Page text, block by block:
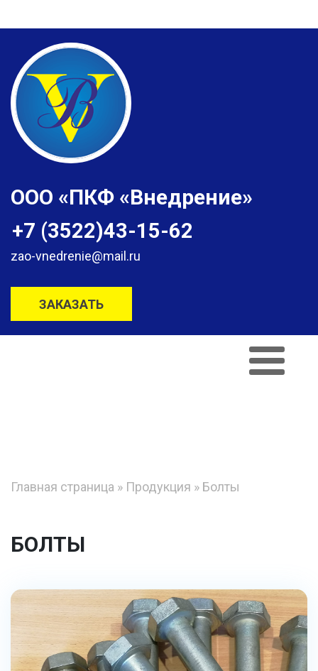
ООО «ПКФ «Внедрение»
+7 (3522)43-15-62
zao-vnedrenie@mail.ru
ЗАКАЗАТЬ
Главная страница » Продукция » Болты
БОЛТЫ